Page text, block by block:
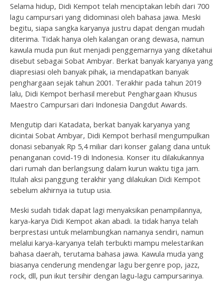
Selama hidup, Didi Kempot telah menciptakan lebih dari 700
lagu campursari yang didominasi oleh bahasa jawa. Meski
begitu, siapa sangka karyanya justru dapat dengan mudah
diterima. Tidak hanya oleh kalangan orang dewasa, namun
kawula muda pun ikut menjadi penggemarnya yang diketahui
disebut sebagai Sobat Ambyar. Berkat banyak karyanya yang
diapresiasi oleh banyak pihak, ia mendapatkan banyak
penghargaan sejak tahun 2001. Terakhir pada tahun 2019
lalu, Didi Kempot berhasil merebut Penghargaan Khusus
Maestro Campursari dari Indonesia Dangdut Awards.
Mengutip dari Katadata, berkat banyak karyanya yang
dicintai Sobat Ambyar, Didi Kempot berhasil mengumpulkan
donasi sebanyak Rp 5,4 miliar dari konser galang dana untuk
penanganan covid-19 di Indonesia. Konser itu dilakukannya
dari rumah dan berlangsung dalam kurun waktu tiga jam.
Itulah aksi panggung terakhir yang dilakukan Didi Kempot
sebelum akhirnya ia tutup usia.
Meski sudah tidak dapat lagi menyaksikan penampilannya,
karya-karya Didi Kempot akan abadi. Ia tidak hanya telah
berprestasi untuk melambungkan namanya sendiri, namun
melalui karya-karyanya telah terbukti mampu melestarikan
bahasa daerah, terutama bahasa jawa. Kawula muda yang
biasanya cenderung mendengar lagu bergenre pop, jazz,
rock, dll, pun ikut tersihir dengan lagu-lagu campursarinya.